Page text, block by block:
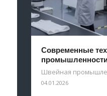
Современные
Швейная
04.01.2026